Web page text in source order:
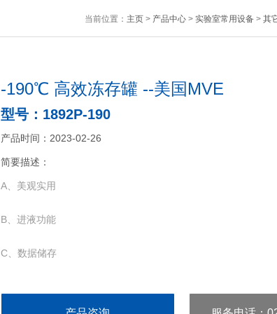
当前位置： 主页> 产品中心> 实验室常用设备> 其
-190℃ 高效冻存罐 --美国MVE
型号：1892P-190
产品时间：2023-02-26
简要描述：
A、美观实用
B、进液功能
C、数据储存